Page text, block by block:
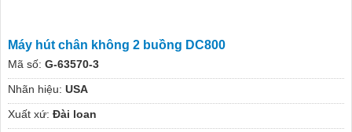
Máy hút chân không 2 buồng DC800
Mã số: G-63570-3
Nhãn hiệu: USA
Xuất xứ: Đài loan